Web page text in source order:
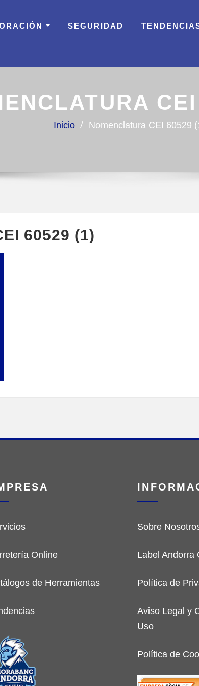
SEGURIDAD
Inicio Nomenclatura CEI 60529
60529 (1)
Online
de Herramientas
Sobre
Label Andorra
Política de
Aviso Legal y
Uso
Política de